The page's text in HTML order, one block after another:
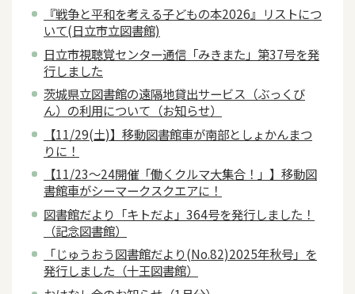
『戦争と平和を考える子どもの本2026』リストにつ
いて(日立市立図書館)
日立市視聴覚センター通信「みきまた」第37号を発
行しました
茨城県立図書館の遠隔地貸出サービス（ぶっくび
ん）の利用について（お知らせ）
【11/29(土)】移動図書館車が南部としょかんまつ
りに！
【11/23～24開催「働くクルマ大集合！」】移動図
書館車がシーマークスクエアに！
図書館だより「キトだよ」364号を発行しました！
（記念図書館）
「じゅうおう図書館だより(No.82)2025年秋号」を
発行しました（十王図書館）